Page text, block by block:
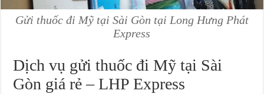
Gửi thuốc đi Mỹ tại Sài Gòn tại Long Hưng Phát
Express
Dịch vụ gửi thuốc đi Mỹ tại Sài
Gòn giá rẻ – LHP Express